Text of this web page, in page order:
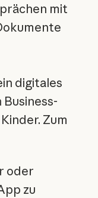
mit
digitales
Zum
oder
zu